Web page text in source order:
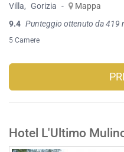
Villa, Gorizia -
Mappa
9.4 Punteggio ottenuto da 419
5 Camere
Hotel L'Ultimo